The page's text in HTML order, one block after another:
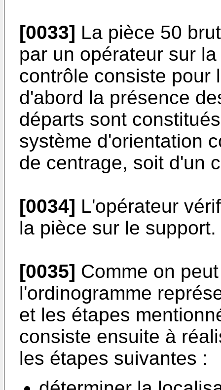
[0033] La pièce 50
par un opérateur sur
contrôle consiste pour
d'abord la présence
départs sont
système d'orientation
de centrage, soit d'un
[0034] L'opérateur
la pièce sur le support.
[0035] Comme on
l'ordinogramme
et les étapes
consiste ensuite à
les étapes suivantes :